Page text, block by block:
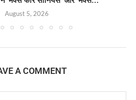
August 5, 2026
A COMMENT